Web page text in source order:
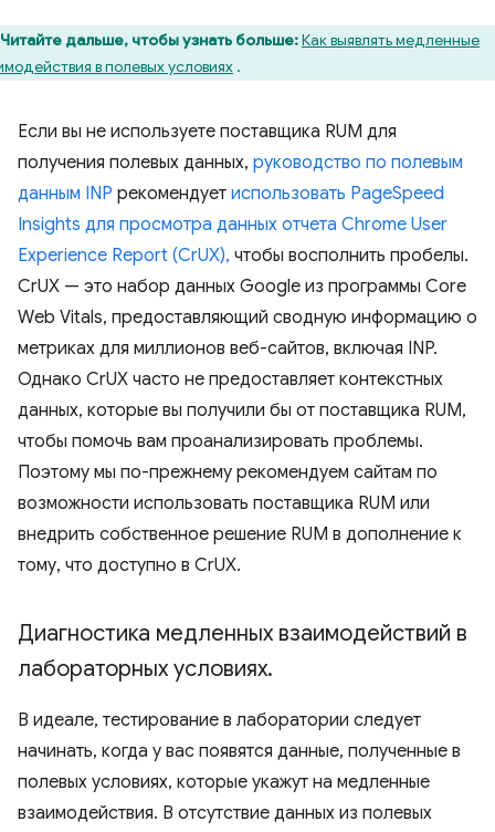
Читайте дальше, чтобы узнать больше:Как выявлять медленные
в полевых условиях .
Если вы не используете поставщика RUM для
получения полевых данных, руководство по полевым
данным INP рекомендует использовать PageSpeed ​​
Insights для просмотра данных отчета Chrome User
Experience Report (CrUX), чтобы восполнить пробелы.
CrUX — это набор данных Google из программы Core
Web Vitals, предоставляющий сводную информацию о
метриках для миллионов веб-сайтов, включая INP.
Однако CrUX часто не предоставляет контекстных
данных, которые вы получили бы от поставщика RUM,
чтобы помочь вам проанализировать проблемы.
Поэтому мы по-прежнему рекомендуем сайтам по
возможности использовать поставщика RUM или
внедрить собственное решение RUM в дополнение к
тому, что доступно в CrUX.
Диагностика медленных взаимодействий в
лабораторных условиях.
В идеале, тестирование в лаборатории следует
начинать, когда у вас появятся данные, полученные в
полевых условиях, которые укажут на медленные
взаимодействия. В отсутствие данных из полевых